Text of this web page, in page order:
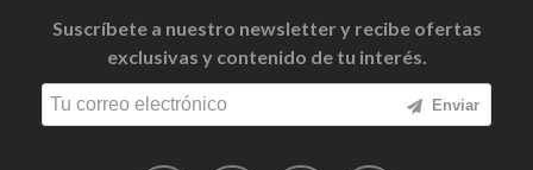
Suscríbete a nuestro newsletter y recibe ofertas
exclusivas y contenido de tu interés.
Enviar